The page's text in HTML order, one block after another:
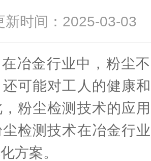
新时间：2025-03-
金行业中，粉尘不
可能对工人的健康
粉尘检测技术的应
检测技术在冶金行
方案。